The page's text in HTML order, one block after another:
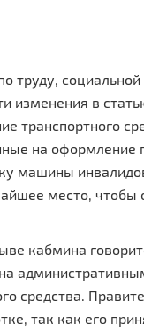
труду,
в
транспортного
на оформление
машины
место,
кабмина
средства.
так как его